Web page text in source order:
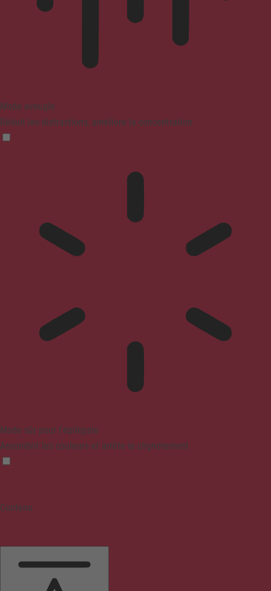
Mode aveugle
Réduit les distractions, améliore la concentration
Mode sûr pour l'épilepsie
Assombrit les couleurs et arrête le clignotement
Contenu